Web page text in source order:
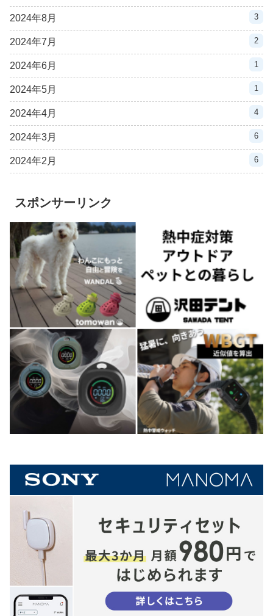
2024年8月 3
2024年7月 2
2024年6月 1
2024年5月 1
2024年4月 4
2024年3月 6
2024年2月 6
スポンサーリンク